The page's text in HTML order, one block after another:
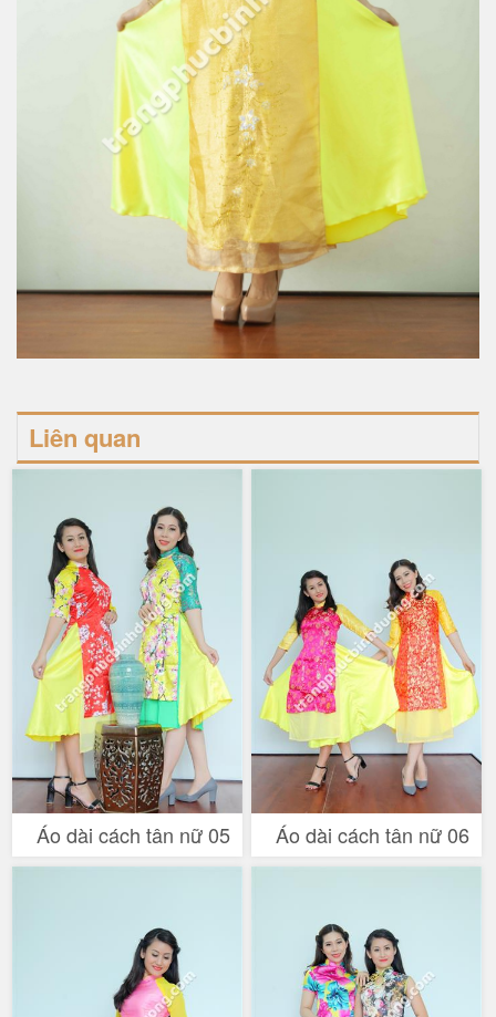
Liên quan
Áo dài cách tân nữ 05 Áo dài cách tân nữ 06